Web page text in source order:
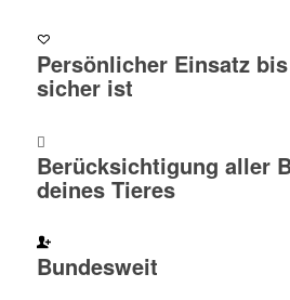
Persönlicher Einsatz
sicher ist
Berücksichtigung aller
deines Tieres
Bundesweit